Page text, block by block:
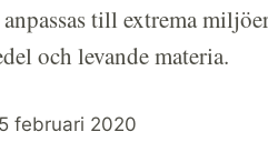
till extrema
och levande materia.
februari 2020